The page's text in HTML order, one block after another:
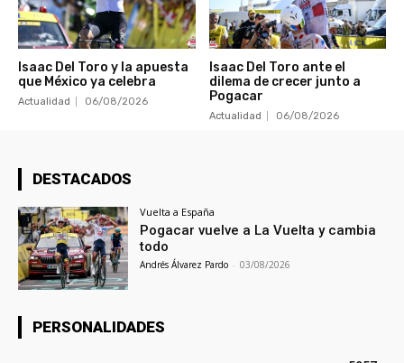
Isaac Del Toro y la apuesta
que México ya celebra
Actualidad 06/08/2026
Isaac Del Toro ante el
dilema de crecer junto a
Pogacar
Actualidad 06/08/2026
DESTACADOS
Vuelta a España
Pogacar vuelve a La Vuelta y cambia
todo
Andrés Álvarez Pardo - 03/08/2026
PERSONALIDADES